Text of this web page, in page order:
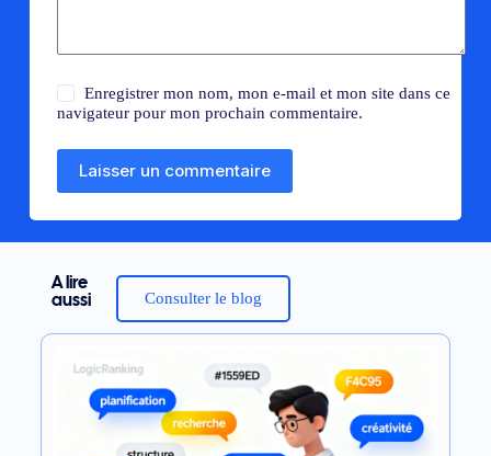
Enregistrer mon nom, mon e-mail et mon site dans ce
navigateur pour mon prochain commentaire.
Laisser un commentaire
A lire
aussi
Consulter le blog